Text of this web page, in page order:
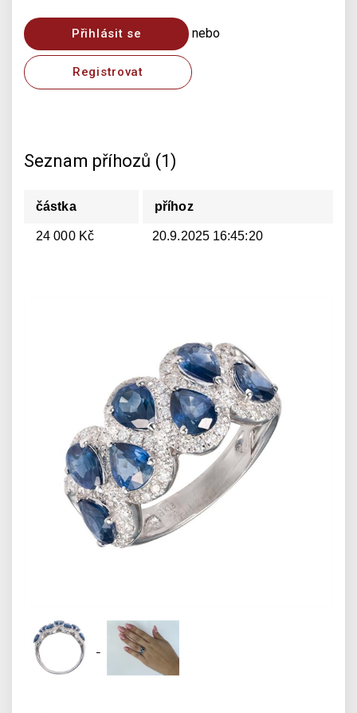
Přihlásit se nebo
Registrovat
Seznam příhozů (1)
částka příhoz
24 000 Kč 20.9.2025 16:45:20